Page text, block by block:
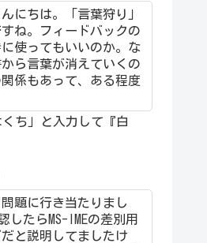
にちは。「言葉狩り」
ね。フィードバックの
使ってもいいのか。な
ら言葉が消えていくの
係もあって、ある程度
くち」と入力して『白
題に行き当たりまし
したらMS-IMEの差別用
と説明してましたけ